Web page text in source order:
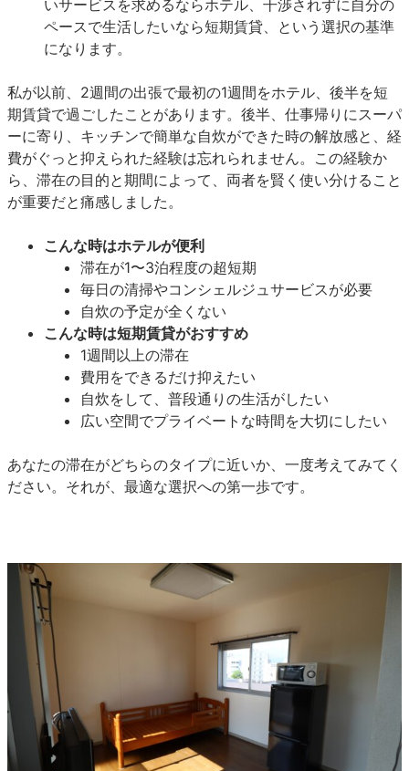
いサービスを求めるならホテル、干渉されずに自分の
ペースで生活したいなら短期賃貸、という選択の基準
になります。
私が以前、2週間の出張で最初の1週間をホテル、後半を短
期賃貸で過ごしたことがあります。後半、仕事帰りにスーパ
ーに寄り、キッチンで簡単な自炊ができた時の解放感と、経
費がぐっと抑えられた経験は忘れられません。この経験か
ら、滞在の目的と期間によって、両者を賢く使い分けること
が重要だと痛感しました。
こんな時はホテルが便利
滞在が1〜3泊程度の超短期
毎日の清掃やコンシェルジュサービスが必要
自炊の予定が全くない
こんな時は短期賃貸がおすすめ
1週間以上の滞在
費用をできるだけ抑えたい
自炊をして、普段通りの生活がしたい
広い空間でプライベートな時間を大切にしたい
あなたの滞在がどちらのタイプに近いか、一度考えてみてく
ださい。それが、最適な選択への第一歩です。